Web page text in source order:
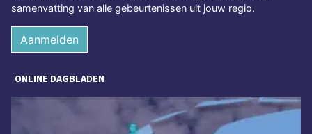
samenvatting van alle gebeurtenissen uit jouw regio.
Aanmelden
ONLINE DAGBLADEN